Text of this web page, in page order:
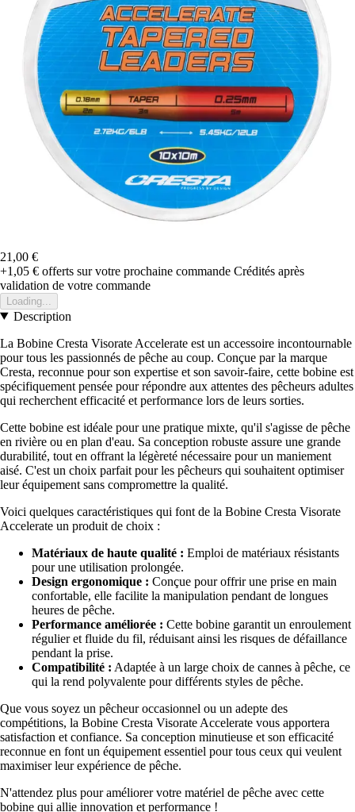
21,00 €
+1,05 € offerts sur votre prochaine commande Crédités après
validation de votre commande
Loading...
Description
La Bobine Cresta Visorate Accelerate est un accessoire incontournable
pour tous les passionnés de pêche au coup. Conçue par la marque
Cresta, reconnue pour son expertise et son savoir-faire, cette bobine est
spécifiquement pensée pour répondre aux attentes des pêcheurs adultes
qui recherchent efficacité et performance lors de leurs sorties.
Cette bobine est idéale pour une pratique mixte, qu'il s'agisse de pêche
en rivière ou en plan d'eau. Sa conception robuste assure une grande
durabilité, tout en offrant la légèreté nécessaire pour un maniement
aisé. C'est un choix parfait pour les pêcheurs qui souhaitent optimiser
leur équipement sans compromettre la qualité.
Voici quelques caractéristiques qui font de la Bobine Cresta Visorate
Accelerate un produit de choix :
Matériaux de haute qualité : Emploi de matériaux résistants
pour une utilisation prolongée.
Design ergonomique : Conçue pour offrir une prise en main
confortable, elle facilite la manipulation pendant de longues
heures de pêche.
Performance améliorée : Cette bobine garantit un enroulement
régulier et fluide du fil, réduisant ainsi les risques de défaillance
pendant la prise.
Compatibilité : Adaptée à un large choix de cannes à pêche, ce
qui la rend polyvalente pour différents styles de pêche.
Que vous soyez un pêcheur occasionnel ou un adepte des
compétitions, la Bobine Cresta Visorate Accelerate vous apportera
satisfaction et confiance. Sa conception minutieuse et son efficacité
reconnue en font un équipement essentiel pour tous ceux qui veulent
maximiser leur expérience de pêche.
N'attendez plus pour améliorer votre matériel de pêche avec cette
bobine qui allie innovation et performance !